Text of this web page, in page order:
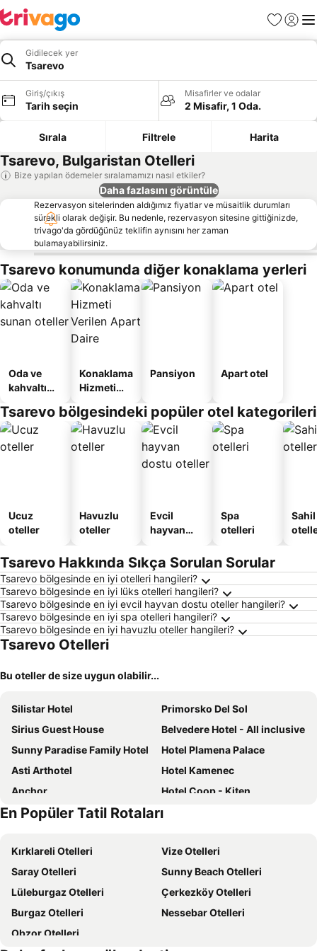
Favoriler
Giriş
Gidilecek yer
Tsarevo
Giriş/çıkış
Tarih seçin
Misafirler ve odalar
2 Misafir, 1 Oda.
Sırala Filtrele Harita
Tsarevo, Bulgaristan Otelleri
Bize yapılan ödemeler sıralamamızı nasıl etkiler?
Daha fazlasını görüntüle
Rezervasyon sitelerinden aldığımız fiyatlar ve müsaitlik durumları
sürekli olarak değişir. Bu nedenle, rezervasyon sitesine gittiğinizde,
trivago'da gördüğünüz teklifin aynısını her zaman
bulamayabilirsiniz.
Tsarevo konumunda diğer konaklama yerleri
Oda ve
kahvaltı
oteller
Konaklama
Hizmeti
Apart
Daire
Pansiyon Apart otel
Tsarevo bölgesindeki popüler otel kategorileri
Ucuz
oteller
Havuzlu
oteller
Evcil
hayvan
oteller
Spa
otelleri
Sahil
Tsarevo Hakkında Sıkça Sorulan Sorular
Tsarevo bölgesinde en iyi otelleri hangileri?
Tsarevo bölgesinde en iyi lüks otelleri hangileri?
Tsarevo bölgesinde en iyi evcil hayvan dostu oteller hangileri?
Tsarevo bölgesinde en iyi spa otelleri hangileri?
Tsarevo bölgesinde en iyi havuzlu oteller hangileri?
Tsarevo Otelleri
Bu oteller de size uygun olabilir...
Silistar Hotel
Primorsko Del Sol
Sirius Guest House
Belvedere Hotel - All inclusive
Sunny Paradise Family Hotel
Hotel Plamena Palace
Asti Arthotel
Hotel Kamenec
Anchor
Hotel Coop - Kiten
Zafo Hotel
Perla Plaza Hotel - All Inclusive
Atliman Beach Park Hotel
Primea Beach Residence
Perla Sun Beach Hotel - All Inclusive
Hotel Eos
AGATA BEACH Boutique Adult Only
Dream House
Kalypso Hotel
Hotel Nadia
Hotel Eskada Beach
En Popüler Tatil Rotaları
Kırklareli Otelleri
Vize Otelleri
Saray Otelleri
Sunny Beach Otelleri
Lüleburgaz Otelleri
Çerkezköy Otelleri
Burgaz Otelleri
Nessebar Otelleri
Obzor Otelleri